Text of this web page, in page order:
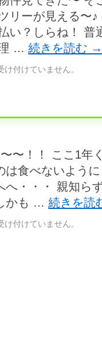
リーが見える〜
い？しらね！ 普
… 続きを読む →
け付けていません。
〜！！ ここ1年
は食べないよう
へ・・・ 親知ら
かも … 続きを読
け付けていません。